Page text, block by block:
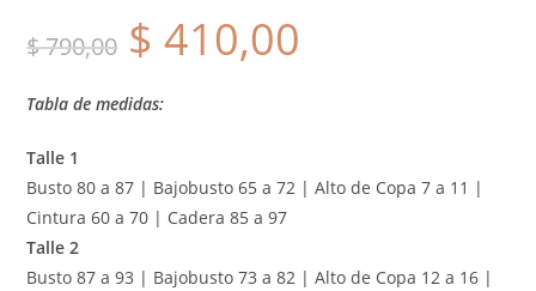
$790,00 $ 410,00
Tabla de medidas:
Talle 1
Busto 80 a 87 | Bajobusto 65 a 72 | Alto de Copa 7 a 11 |
Cintura 60 a 70 | Cadera 85 a 97
Talle 2
Busto 87 a 93 | Bajobusto 73 a 82 | Alto de Copa 12 a 16 |